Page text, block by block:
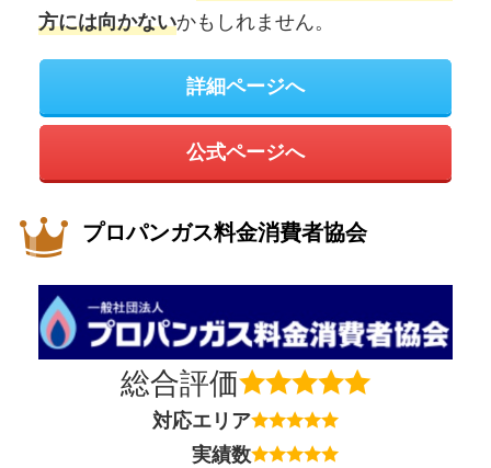
方には向かないかもしれません。
詳細ページへ
公式ページへ
プロパンガス料金消費者協会
総合評価
対応エリア
実績数